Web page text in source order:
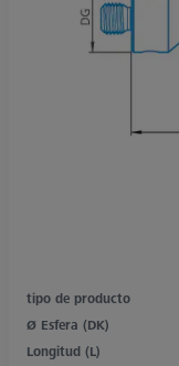
tipo de producto
Ø Esfera (DK)
Longitud (L)